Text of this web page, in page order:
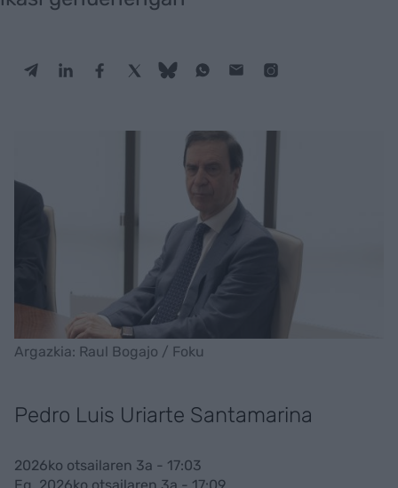
Argazkia: Raul Bogajo / Foku
Pedro Luis Uriarte Santamarina
2026ko otsailaren 3a - 17:03